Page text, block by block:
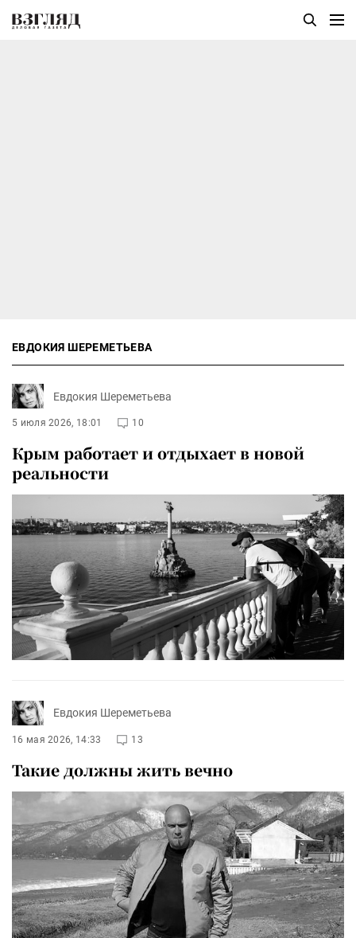
ЕВДОКИЯ ШЕРЕМЕТЬЕВА
Евдокия Шереметьева
5 июля 2026, 18:01 10
Крым работает и отдыхает в новой
реальности
Евдокия Шереметьева
16 мая 2026, 14:33 13
Такие должны жить вечно